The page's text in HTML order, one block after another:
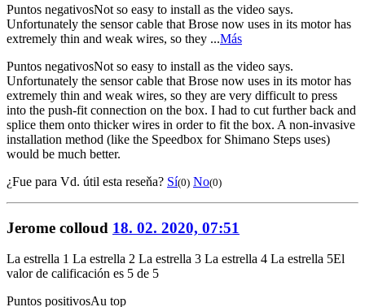
Puntos negativosNot so easy to install as the video says.
Unfortunately the sensor cable that Brose now uses in its motor has
extremely thin and weak wires, so they ...Más
Puntos negativosNot so easy to install as the video says.
Unfortunately the sensor cable that Brose now uses in its motor has
extremely thin and weak wires, so they are very difficult to press
into the push-fit connection on the box. I had to cut further back and
splice them onto thicker wires in order to fit the box. A non-invasive
installation method (like the Speedbox for Shimano Steps uses)
would be much better.
¿Fue para Vd. útil esta reseňa? Sí(0) No(0)
Jerome colloud 18. 02. 2020, 07:51
La estrella 1 La estrella 2 La estrella 3 La estrella 4 La estrella 5El
valor de calificación es 5 de 5
Puntos positivosAu top